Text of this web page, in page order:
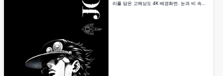
리를 담은 고해상도 4K 배경화면. 눈과 비 속에